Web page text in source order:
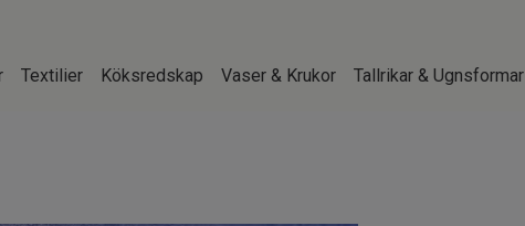
Textilier Köksredskap Vaser & Krukor Tallrikar & Ugnsformar